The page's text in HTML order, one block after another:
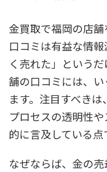
金買取で福岡の店
口コミは有益な情
く売れた」という
舗の口コミには、
ます。注目すべき
プロセスの透明性
的に言及している点
なぜならば、金の